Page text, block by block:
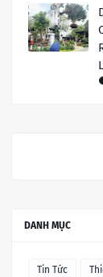
DANH MỤC
Tin Tức